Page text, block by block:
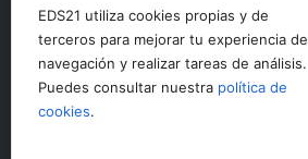
Otras secciones
Contacto
EDS21 utiliza cookies propias y de
terceros para mejorar tu experiencia de
navegación y realizar tareas de análisis.
Puedes consultar nuestra política de
cookies.